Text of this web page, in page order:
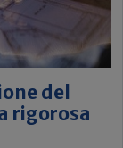
del
rigorosa